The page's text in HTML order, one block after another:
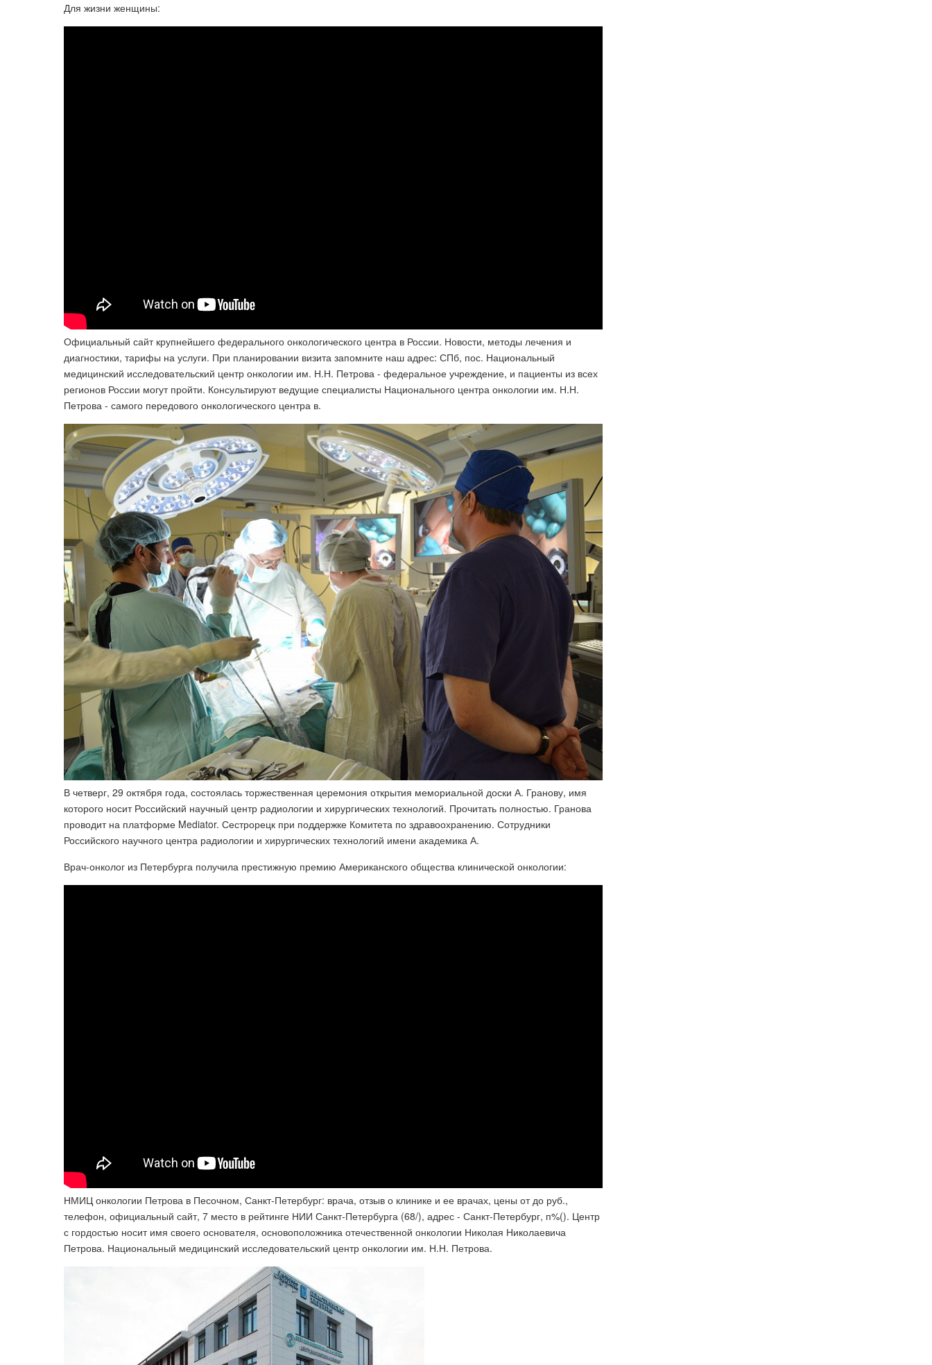
Для жизни женщины:
Официальный сайт крупнейшего федерального онкологического центра в России. Новости, методы лечения и
диагностики, тарифы на услуги. При планировании визита запомните наш адрес: СПб, пос. Национальный
медицинский исследовательский центр онкологии им. Н.Н. Петрова - федеральное учреждение, и пациенты из всех
регионов России могут пройти. Консультируют ведущие специалисты Национального центра онкологии им. Н.Н.
Петрова - самого передового онкологического центра в.
В четверг, 29 октября года, состоялась торжественная церемония открытия мемориальной доски А. Гранову, имя
которого носит Российский научный центр радиологии и хирургических технологий. Прочитать полностью. Гранова
проводит на платформе Mediator. Сестрорецк при поддержке Комитета по здравоохранению. Сотрудники
Российского научного центра радиологии и хирургических технологий имени академика А.
Врач-онколог из Петербурга получила престижную премию Американского общества клинической онкологии:
НМИЦ онкологии Петрова в Песочном, Санкт-Петербург: врача, отзыв о клинике и ее врачах, цены от до руб.,
телефон, официальный сайт, 7 место в рейтинге НИИ Санкт-Петербурга (68/), адрес - Санкт-Петербург, п%(). Центр
с гордостью носит имя своего основателя, основоположника отечественной онкологии Николая Николаевича
Петрова. Национальный медицинский исследовательский центр онкологии им. Н.Н. Петрова.